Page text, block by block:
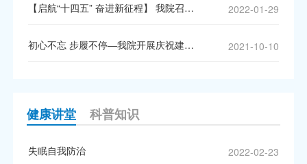
【启航“十四五” 奋进新征程】 我院召开一届三次职工（会员）代表大会暨2021年度表彰大会 2022-01-29
初心不忘 步履不停—我院开展庆祝建院30周年环湖徒步活动 2021-10-10
健康讲堂 科普知识
失眠自我防治 2022-02-23